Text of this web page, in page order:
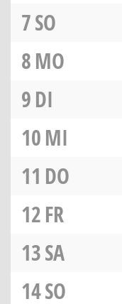
7SO
8MO
9DI
10MI
11 DO
12FR
13SA
14SO